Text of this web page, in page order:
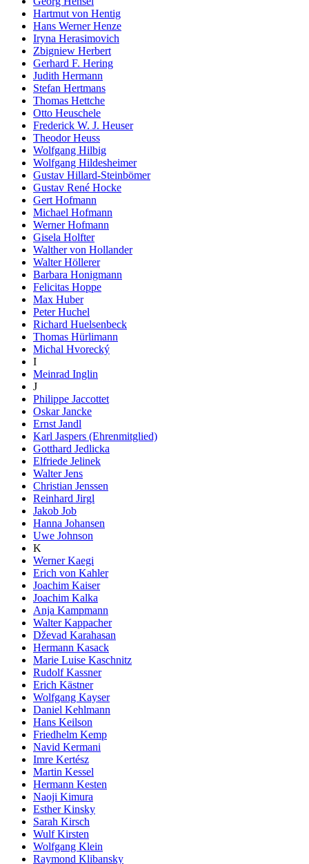
Hartmut von Hentig
Hans Werner Henze
Iryna Herasimovich
Zbigniew Herbert
Gerhard F. Hering
Judith Hermann
Stefan Hertmans
Thomas Hettche
Otto Heuschele
Frederick W. J. Heuser
Theodor Heuss
Wolfgang Hilbig
Wolfgang Hildesheimer
Gustav Hillard-Steinbömer
Gustav René Hocke
Gert Hofmann
Michael Hofmann
Werner Hofmann
Gisela Holfter
Walther von Hollander
Walter Höllerer
Barbara Honigmann
Felicitas Hoppe
Max Huber
Peter Huchel
Richard Huelsenbeck
Thomas Hürlimann
Michal Hvorecký
I
Meinrad Inglin
J
Philippe Jaccottet
Oskar Jancke
Ernst Jandl
Karl Jaspers (Ehrenmitglied)
Gotthard Jedlicka
Elfriede Jelinek
Walter Jens
Christian Jenssen
Reinhard Jirgl
Jakob Job
Hanna Johansen
Uwe Johnson
K
Werner Kaegi
Erich von Kahler
Joachim Kaiser
Joachim Kalka
Anja Kampmann
Walter Kappacher
Dževad Karahasan
Hermann Kasack
Marie Luise Kaschnitz
Rudolf Kassner
Erich Kästner
Wolfgang Kayser
Daniel Kehlmann
Hans Keilson
Friedhelm Kemp
Navid Kermani
Imre Kertész
Martin Kessel
Hermann Kesten
Naoji Kimura
Esther Kinsky
Sarah Kirsch
Wulf Kirsten
Wolfgang Klein
Raymond Klibansky